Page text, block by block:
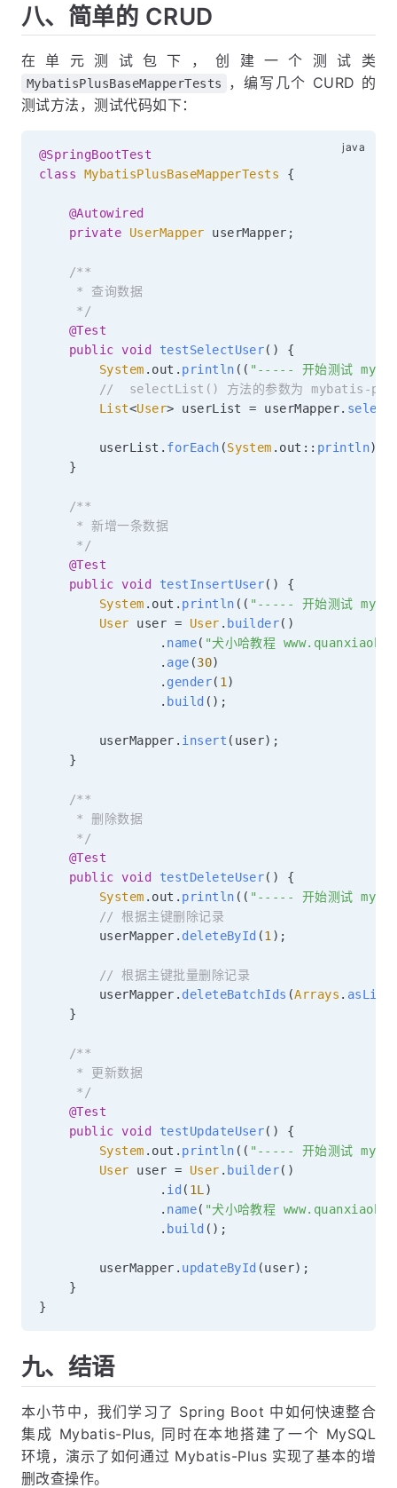
八、简单的 CRUD
在单元测试包下，创建一个测试类
MybatisPlusBaseMapperTests
，编写几个 CURD 的
测试方法，测试代码如下：
@SpringBootTest
class
MybatisPlusBaseMapperTests {
@Autowired
private
UserMapper userMapper ;
/**
     * 查询数据
     */
@Test
public void testSelectUser( )
{
System . out . println ( ( "----- 开始测试
//  selectList() 方法的参数为 mybatis-plus 内
List<User> userList = userMapper.
        userList
. forEach (System . out :: println)
}
/**
     * 新增一条数据
     */
@Test
public void testInsertUser( )
{
System . out . println ( ( "----- 开始测试
User user = User . builder( )
. name( "犬小哈教程
. age (30)
. gender( 1)
. build ( ) ;
        userMapper
. insert ( user) ;
}
/**
     * 删除数据
     */
@Test
public void testDeleteUser( )
{
System . out . println ( ( "----- 开始测试
// 根据主键删除记录
        userMapper
. deleteById (1) ;
// 根据主键批量删除记录
        userMapper
. deleteBatchIds (Arrays . asList
}
/**
     * 更新数据
     */
@Test
public void testUpdateUser( )
{
System . out . println ( ( "----- 开始测试
User user = User . builder( )
. id ( 1L)
. name( "犬小哈教程
. build ( ) ;
        userMapper
. updateById (user) ;
}
}
九、结语
本小节中，我们学习了 Spring Boot 中如何快速整合
集成 Mybatis-Plus, 同时在本地搭建了一个 MySQL
环境，演示了如何通过 Mybatis-Plus 实现了基本的增
删改查操作。